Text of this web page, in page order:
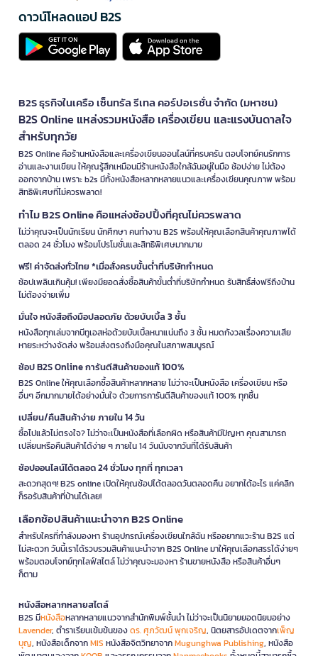
ดาวน์โหลดแอป B2S
B2S ธุรกิจในเครือ เซ็นทรัล รีเทล คอร์ปอเรชั่น จำกัด (มหาชน)
B2S Online แหล่งรวมหนังสือ เครื่องเขียน และแรงบันดาลใจ
สำหรับทุกวัย
B2S Online คือร้านหนังสือและเครื่องเขียนออนไลน์ที่ครบครัน ตอบโจทย์คนรักการ
อ่านและงานเขียน ให้คุณรู้สึกเหมือนมีร้านหนังสือใกล้ฉันอยู่ในมือ ช้อปง่าย ไม่ต้อง
ออกจากบ้าน เพราะ b2s มีทั้งหนังสือหลากหลายแนวและเครื่องเขียนคุณภาพ พร้อม
สิทธิพิเศษที่ไม่ควรพลาด!
ทำไม B2S Online คือแหล่งช้อปปิ้งที่คุณไม่ควรพลาด
ไม่ว่าคุณจะเป็นนักเรียน นักศึกษา คนทำงาน B2S พร้อมให้คุณเลือกสินค้าคุณภาพได้
ตลอด 24 ชั่วโมง พร้อมโปรโมชั่นและสิทธิพิเศษมากมาย
ฟรี! ค่าจัดส่งทั่วไทย *เมื่อสั่งครบขั้นต่ำที่บริษัทกำหนด
ช้อปเพลินเกินคุ้ม! เพียงมียอดสั่งซื้อสินค้าขั้นต่ำที่บริษัทกำหนด รับสิทธิ์ส่งฟรีถึงบ้าน
ไม่ต้องจ่ายเพิ่ม
มั่นใจ หนังสือถึงมือปลอดภัย ด้วยบับเบิ้ล 3 ชั้น
หนังสือทุกเล่มจากบีทูเอสห่อด้วยบับเบิ้ลหนาแน่นถึง 3 ชั้น หมดกังวลเรื่องความเสีย
หายระหว่างจัดส่ง พร้อมส่งตรงถึงมือคุณในสภาพสมบูรณ์
ช้อป B2S Online การันตีสินค้าของแท้ 100%
B2S Online ให้คุณเลือกซื้อสินค้าหลากหลาย ไม่ว่าจะเป็นหนังสือ เครื่องเขียน หรือ
อื่นๆ อีกมากมายได้อย่างมั่นใจ ด้วยการการันตีสินค้าของแท้ 100% ทุกชิ้น
เปลี่ยน/คืนสินค้าง่าย ภายใน 14 วัน
ซื้อไปแล้วไม่ตรงใจ? ไม่ว่าจะเป็นหนังสือที่เลือกผิด หรือสินค้ามีปัญหา คุณสามารถ
เปลี่ยนหรือคืนสินค้าได้ง่าย ๆ ภายใน 14 วันนับจากวันที่ได้รับสินค้า
ช้อปออนไลน์ได้ตลอด 24 ชั่วโมง ทุกที่ ทุกเวลา
สะดวกสุดๆ! B2S online เปิดให้คุณช้อปได้ตลอดวันตลอดคืน อยากได้อะไร แค่คลิก
ก็รอรับสินค้าที่บ้านได้เลย!
เลือกช้อปสินค้าแนะนำจาก B2S Online
สำหรับใครที่กำลังมองหา ร้านอุปกรณ์เครื่องเขียนใกล้ฉัน หรืออยากแวะร้าน B2S แต่
ไม่สะดวก วันนี้เราได้รวบรวมสินค้าแนะนำจาก B2S Online มาให้คุณเลือกสรรได้ง่ายๆ
พร้อมตอบโจทย์ทุกไลฟ์สไตล์ ไม่ว่าคุณจะมองหา ร้านขายหนังสือ หรือสินค้าอื่นๆ
ก็ตาม
หนังสือหลากหลายสไตล์
B2S มีหนังสือหลากหลายแนวจากสำนักพิมพ์ชั้นนำ ไม่ว่าจะเป็นนิยายยอดนิยมอย่าง
Lavender, ตำราเรียนเข้มข้นของดร. ศุภวัฒน์ พุกเจริญ, นิตยสารอัปเดตจากเพ็ญ
บุญ, หนังสือเด็กจากMIS หนังสือจิตวิทยาจากMugunghwa Publishing, หนังสือ